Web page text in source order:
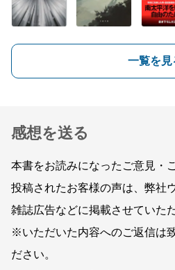
一覧を見
感想を送る
本書をお読みになったご意見・
投稿されたお客様の声は、弊社
雑誌広告などに掲載させていた
※いただいた内容へのご返信は
ださい。